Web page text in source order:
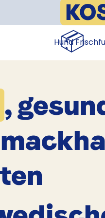
Hund
📦
,